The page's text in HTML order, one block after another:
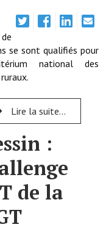
se sont qualifiés pour
national des
Lire la suite...
:
de la